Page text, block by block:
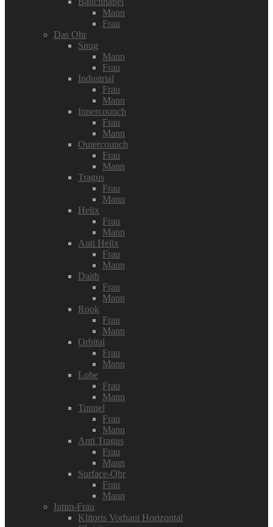
Mann
Frau
Das Ohr
Snug
Mann
Frau
Industrial
Frau
Mann
Innercounch
Frau
Mann
Outercounch
Frau
Mann
Tragus
Frau
Mann
Helix
Frau
Mann
Anti Helix
Frau
Mann
Daith
Frau
Mann
Rook
Frau
Mann
Orbital
Frau
Mann
Lobe
Frau
Mann
Tunnel
Frau
Mann
Anti Tragus
Frau
Mann
Surface-Ohr
Frau
Mann
Intim-Frau
Klitoris Vorhaut Horizontal